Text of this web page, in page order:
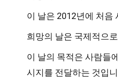
이 날은 2012년에 처음
희망의 날은 국제적으
이 날의 목적은 사람들
시지를 전달하는 것입